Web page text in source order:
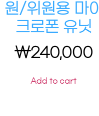
원/위원용 마이
크로폰 유닛
₩240,000
Add to cart